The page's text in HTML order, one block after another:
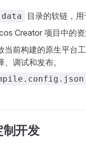
data 目录的软链，
Creator 项目中的
当前构建的原生平台
调试和发布。
制开发